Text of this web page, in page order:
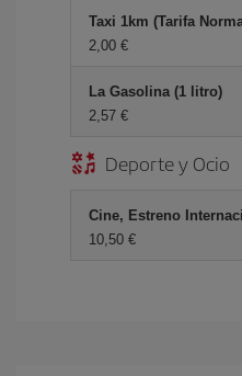
Taxi 1km (Tarifa
2,00 €
La Gasolina (1 litro)
2,57 €
Deporte y Ocio
Cine, Estreno
10,50 €